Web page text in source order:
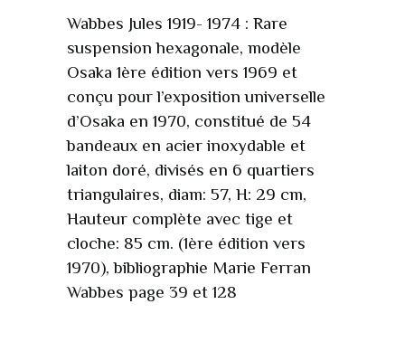
Wabbes Jules 1919- 1974 : Rare
suspension hexagonale, modèle
Osaka 1ère édition vers 1969 et
conçu pour l’exposition universelle
d’Osaka en 1970, constitué de 54
bandeaux en acier inoxydable et
laiton doré, divisés en 6 quartiers
triangulaires, diam: 57, H: 29 cm,
Hauteur complète avec tige et
cloche: 85 cm. (1ère édition vers
1970), bibliographie Marie Ferran
Wabbes page 39 et 128